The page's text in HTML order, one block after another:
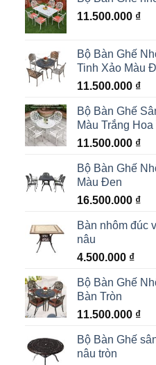
11.500.000 ₫
Bộ Bàn Ghế
Tinh Xảo Màu
11.500.000 ₫
Bộ Bàn Ghế
Màu Trắng
11.500.000 ₫
Bộ Bàn Ghế
Màu Đen
16.500.000 ₫
Bàn nhôm đúc
nâu
4.500.000 ₫
Bộ Bàn Ghế
Bàn Tròn
11.500.000 ₫
Bộ Bàn Ghế
nâu tròn